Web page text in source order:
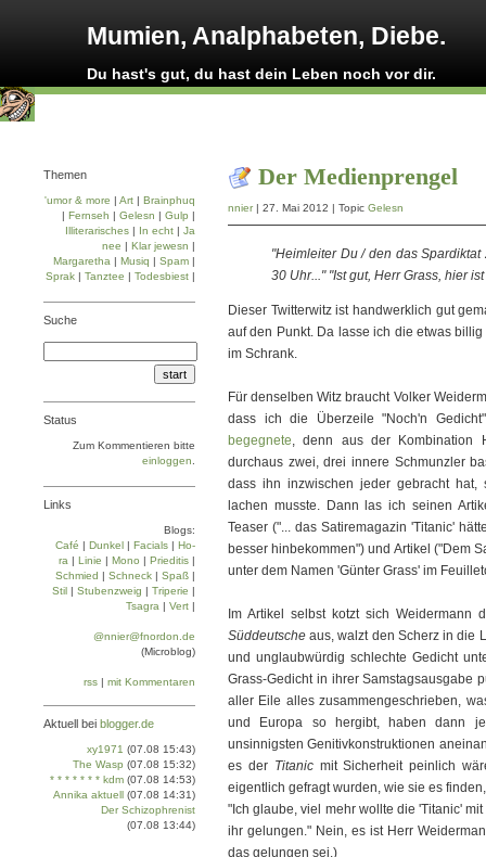
Mumien, Analphabeten, Diebe.
Du hast's gut, du hast dein Leben noch vor dir.
Der Medienprengel
nnier| 27. Mai 2012 | Topic Gelesn
"Heimleiter Du / den das
30 Uhr..." "Ist gut, Herr Grass, hier
Dieser Twitterwitz ist handwerklich gut
auf den Punkt. Da lasse ich die etwas
im Schrank.
Für denselben Witz braucht Volker
dass ich die Überzeile "Noch'n
begegnete, denn aus der Kombination
durchaus zwei, drei innere Schmunzler
dass ihn inzwischen jeder gebracht
lachen musste. Dann las ich seinen
Teaser ("... das Satiremagazin 'Titanic'
besser hinbekommen") und Artikel ("Dem
unter dem Namen 'Günter Grass' im
Im Artikel selbst kotzt sich
Süddeutsche aus, walzt den Scherz in die
und unglaubwürdig schlechte Gedicht
Grass-Gedicht in ihrer Samstagsausgabe
aller Eile alles zusammengeschrieben,
und Europa so hergibt, haben dann
unsinnigsten Genitivkonstruktionen
es der Titanicmit Sicherheit peinlich
eigentlich gefragt wurden, wie sie es
"Ich glaube, viel mehr wollte die 'Titanic'
ihr gelungen." Nein, es ist Herr
das gelungen sei.)
Themen
'umor & more | Art | Brainphuq
| Fernseh | Gelesn | Gulp |
Illiterarisches | In echt | Ja
nee | Klar jewesn |
Margaretha | Musiq | Spam |
Sprak | Tanztee | Todesbiest |
Suche
Status
Zum Kommentieren bitte
einloggen
Links
Blogs:
Café | Dun­kel | Facials | Ho­
ra | Linie | Mo­no | Prie­di­tis |
Schmied | Schneck | Spaß |
Stil | Stu­ben­zweig | Tri­pe­rie |
Tsa­gra | Vert |
@nnier@fnordon.de
(Microblog)
rss | mit Kommentaren
Aktuell bei blogger.de
xy1971 (07.08 15:43)
The Wasp (07.08 15:32)
* * * * * * * kdm (07.08 14:53)
Annika aktuell (07.08 14:31)
Der Schizophrenist
(07.08 13:44)